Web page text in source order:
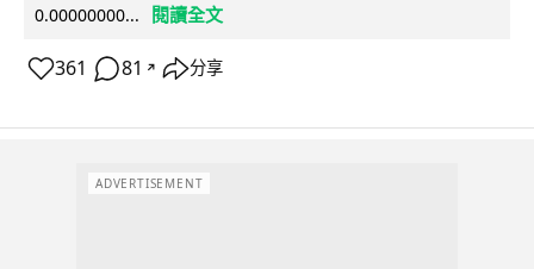
0.00000000...
閱讀全文
361 81 ↗ 分享
ADVERTISEMENT